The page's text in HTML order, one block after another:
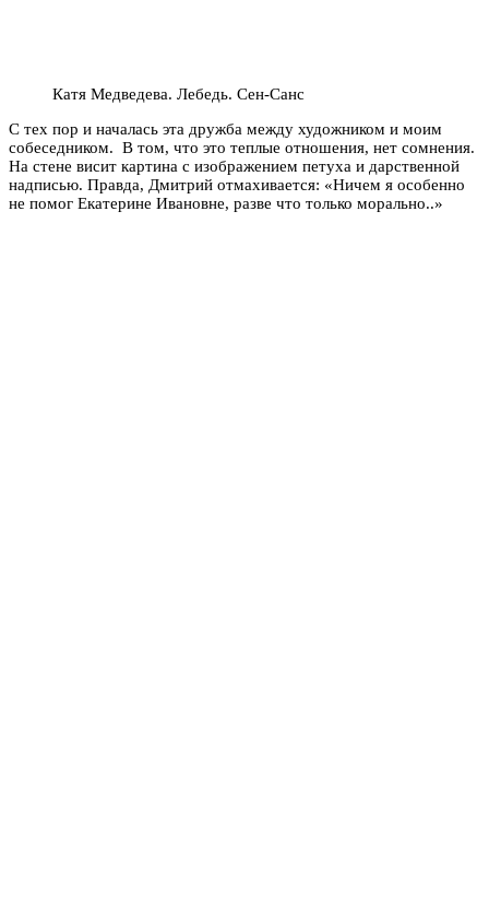
Катя Медведева. Лебедь. Сен-Санс
С тех пор и началась эта дружба между художником и моим
собеседником. В том, что это теплые отношения, нет сомнения.
На стене висит картина с изображением петуха и дарственной
надписью. Правда, Дмитрий отмахивается: «Ничем я особенно
не помог Екатерине Ивановне, разве что только морально..»